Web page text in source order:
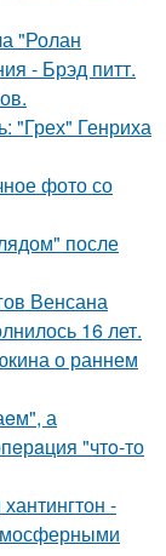
"Ролан
- Брэд питт.
"Грех" Генриха
фото со
после
Венсана
16 лет.
о раннем
а
"чтo-то
-